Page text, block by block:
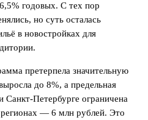
годовых. С тех пор
но суть осталась
в новостройках для
претерпела значительную
до 8%, а предельная
Санкт-Петербурге ограничена
— 6 млн рублей. Это